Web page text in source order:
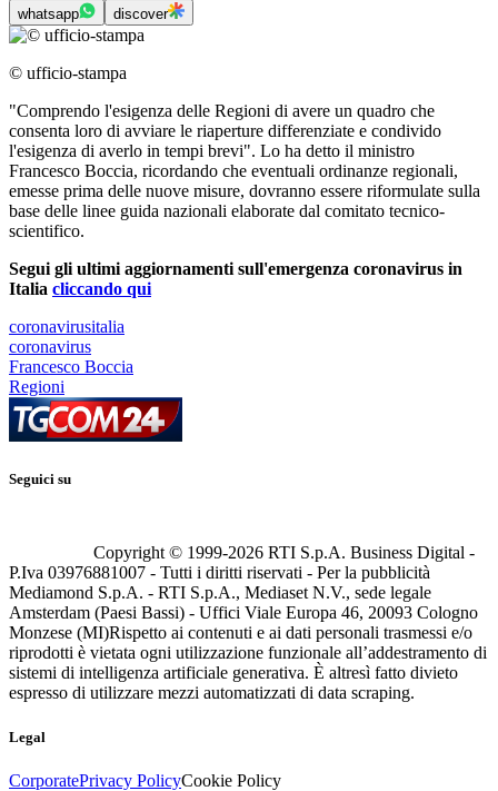
whatsapp discover
© ufficio-stampa
"Comprendo l'esigenza delle Regioni di avere un quadro che
consenta loro di avviare le riaperture differenziate e condivido
l'esigenza di averlo in tempi brevi". Lo ha detto il ministro
Francesco Boccia, ricordando che eventuali ordinanze regionali,
emesse prima delle nuove misure, dovranno essere riformulate sulla
base delle linee guida nazionali elaborate dal comitato tecnico-
scientifico.
Segui gli ultimi aggiornamenti sull'emergenza coronavirus in
Italia cliccando qui
coronavirusitalia
coronavirus
Francesco Boccia
Regioni
Seguici su
Copyright © 1999-2026 RTI S.p.A. Business Digital -
P.Iva 03976881007 - Tutti i diritti riservati - Per la pubblicità
Mediamond S.p.A. - RTI S.p.A., Mediaset N.V., sede legale
Amsterdam (Paesi Bassi) - Uffici Viale Europa 46, 20093 Cologno
Monzese (MI)Rispetto ai contenuti e ai dati personali trasmessi e/o
riprodotti è vietata ogni utilizzazione funzionale all’addestramento di
sistemi di intelligenza artificiale generativa. È altresì fatto divieto
espresso di utilizzare mezzi automatizzati di data scraping.
Legal
CorporatePrivacy PolicyCookie Policy